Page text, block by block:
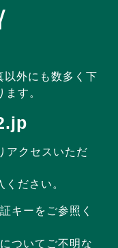
外にも数多く下
す。
アクセスいただ
ださい。
キーをご参照く
ついてご不明な